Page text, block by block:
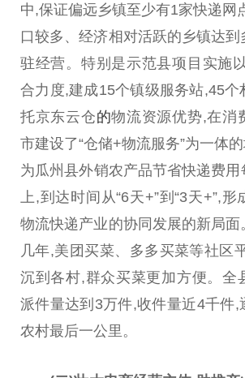
中,保证偏远乡镇至少有1家快递网
口较多、经济相对活跃的乡镇达
驻经营。特别是示范县项目实施
合力度,建成15个镇级服务站,45个
托京东云仓的物流资源优势,在消
市建设了“仓储+物流服务”为一体
为瓜州县外销农产品节省快递费用
上,到达时间从“6天+”到“3天+”,
物流快递产业的协同发展的新局
几年,美团买菜、多多买菜等社区
沉到各村,群众买菜更加方便。全
派件量达到3万件,收件量近4千件,
农村最后一公里。